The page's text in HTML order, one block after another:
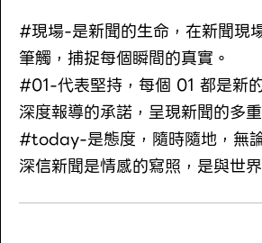
#現場-是新聞的生命，在新聞現
筆觸，捕捉每個瞬間的真實。
#01-代表堅持，每個 01 都是新
深度報導的承諾，呈現新聞的多
#today-是態度，隨時隨地，無
深信新聞是情感的寫照，是與世